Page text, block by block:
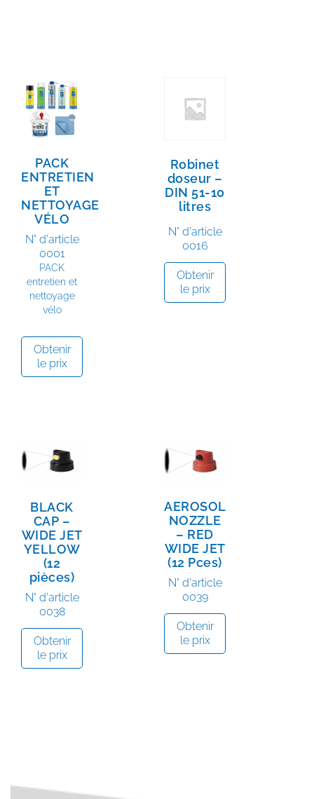
PACK
ENTRETIEN
ET
NETTOYAGE
VÉLO
N° d'article
0001
PACK
entretien et
nettoyage
vélo
Obtenir
le prix
Robinet
doseur –
DIN 51-10
litres
N° d'article
0016
Obtenir
le prix
BLACK
CAP –
WIDE JET
YELLOW
(12
pièces)
N° d'article
0038
Obtenir
le prix
AEROSOL
NOZZLE
– RED
WIDE JET
(12 Pces)
N° d'article
0039
Obtenir
le prix